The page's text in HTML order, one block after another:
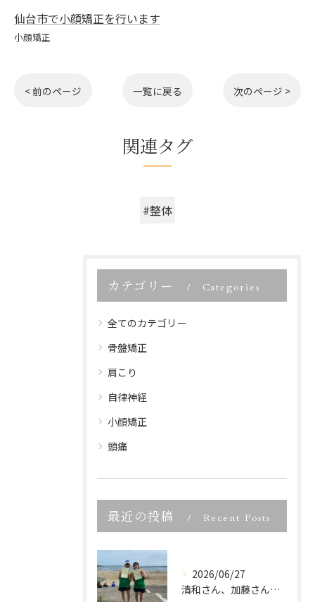
仙台市で小顔矯正を行います
小顔矯正
< 前のページ 一覧に戻る 次のページ >
関連タグ
#整体
カテゴリー Categories
全てのカテゴリー
骨盤矯正
肩こり
自律神経
小顔矯正
頭痛
最近の投稿 Recent Posts
2026/06/27
清和さん、加藤さん、宮城県ビーチバレー大会優勝、本当におめで...